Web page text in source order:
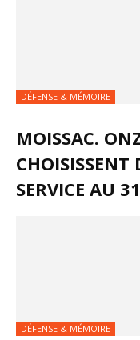
DÉFENSE & MÉMOIRE
MOISSAC.
CHOISISSENT
SERVICE AU
DÉFENSE & MÉMOIRE